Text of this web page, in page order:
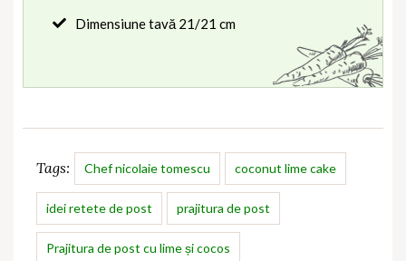
Dimensiune tavă 21/21 cm
Tags: Chef nicolaie tomescu coconut lime cake
idei retete de post prajitura de post
Prajitura de post cu lime și cocos